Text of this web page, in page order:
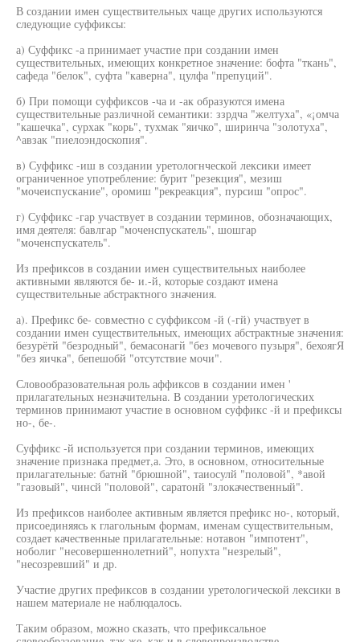
В создании имен существительных чаще других используются
следующие суффиксы:
а) Суффикс -а принимает участие при создании имен
существительных, имеющих конкретное значение: бофта "ткань",
сафеда "белок", суфта "каверна", цулфа "препуций".
б) При помощи суффиксов -ча и -ак образуются имена
существительные различной семантики: ззрдча "желтуха", «¡омча
"кашечка", сурхак "корь", тухмак "яичко", ширинча "золотуха",
^авзак "пиелоэндоскопия".
в) Суффикс -иш в создании уретологнческой лексики имеет
ограниченное употребление: бурит "резекция", мезиш
"мочеиспускание", оромиш "рекреакция", пурсиш "опрос".
г) Суффикс -гар участвует в создании терминов, обозначающих,
имя деятеля: бавлгар "моченспускатель", шошгар
"моченспускатель".
Из префиксов в создании имен существительных наиболее
активными являются бе- и.-й, которые создают имена
существительные абстрактного значения.
а). Префикс бе- совместно с суффиксом -й (-гй) участвует в
создании имен существительных, имеющих абстрактные значения:
безурётй "безродный", бемасонагй "без мочевого пузыря", бехоягЯ
"без яичка", бепешобй "отсутствие мочи".
Словообразовательная роль аффиксов в создании имен '
прилагательных незначительна. В создании уретологических
терминов принимают участие в основном суффикс -й и префиксы
но-, бе-.
Суффикс -й используется при создании терминов, имеющих
значение признака предмет,а. Это, в основном, относительные
прилагательные: батнй "брюшной", таиосулй "половой", *авой
"газовый", чинсй "половой", саратонй "злокачественный".
Из префиксов наиболее активным является префикс но-, который,
присоединяясь к глагольным формам, именам существительным,
создает качественные прилагательные: нотавон "импотент",
ноболиг "несовершеннолетний", нопухта "незрелый",
"несозревший" и др.
Участие других префиксов в создании уретологической лексики в
нашем материале не наблюдалось.
Таким образом, можно сказать, что префиксальное